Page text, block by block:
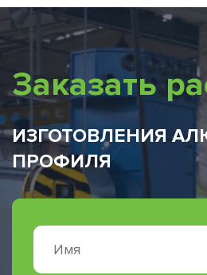
Заказать
ИЗГОТОВЛЕНИЯ
ПРОФИЛЯ